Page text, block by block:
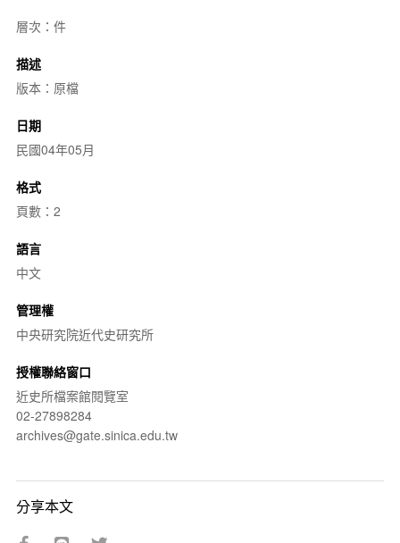
層次：件
描述
版本：原檔
日期
民國04年05月
格式
頁數：2
語言
中文
管理權
中央研究院近代史研究所
授權聯絡窗口
近史所檔案館閱覽室
02-27898284
archives@gate.sinica.edu.tw
分享本文